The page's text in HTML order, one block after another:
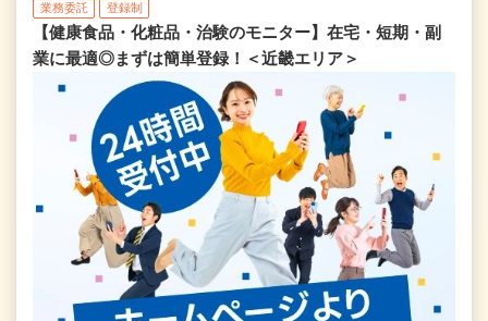
業務委託 登録制
【健康食品・化粧品・治験のモニター】在宅・短期・副
業に最適◎まずは簡単登録！＜近畿エリア＞